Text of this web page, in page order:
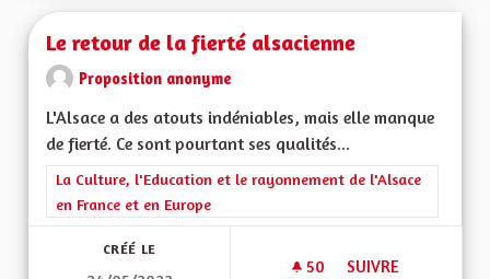
Le retour de la fierté alsacienne
Proposition anonyme
L'Alsace a des atouts indéniables, mais elle manque
de fierté. Ce sont pourtant ses qualités...
Filtrer les résultats de la catégorie : La Culture, l'Education et
La Culture, l'Education et le rayonnement de l'Alsace
en France et en Europe
CRÉÉ LE
50 50 ABONNÉS
SUIVRE